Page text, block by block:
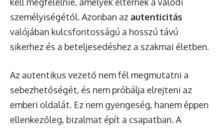
személyiségétől. Azonban az autenticitás
valójában kulcsfontosságú a hosszú távú
sikerhez és a beteljesedéshez a szakmai életben.
Az autentikus vezető nem fél megmutatni a
sebezhetőségét, és nem próbálja elrejteni az
emberi oldalát. Ez nem gyengeség, hanem éppen
ellenkezőleg, bizalmat épít a csapatban. A